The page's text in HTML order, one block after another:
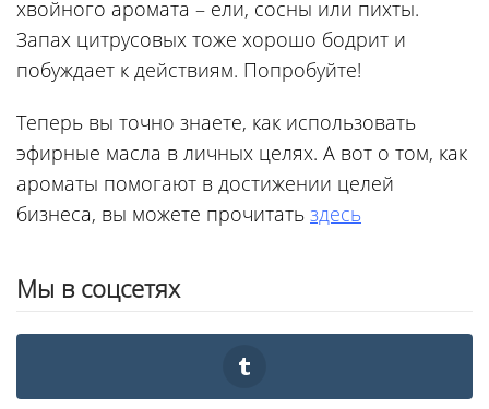
хвойного аромата – ели, сосны или пихты.
Запах цитрусовых тоже хорошо бодрит и
побуждает к действиям. Попробуйте!
Теперь вы точно знаете, как использовать
эфирные масла в личных целях. А вот о том, как
ароматы помогают в достижении целей
бизнеса, вы можете прочитать здесь
Мы в соцсетях